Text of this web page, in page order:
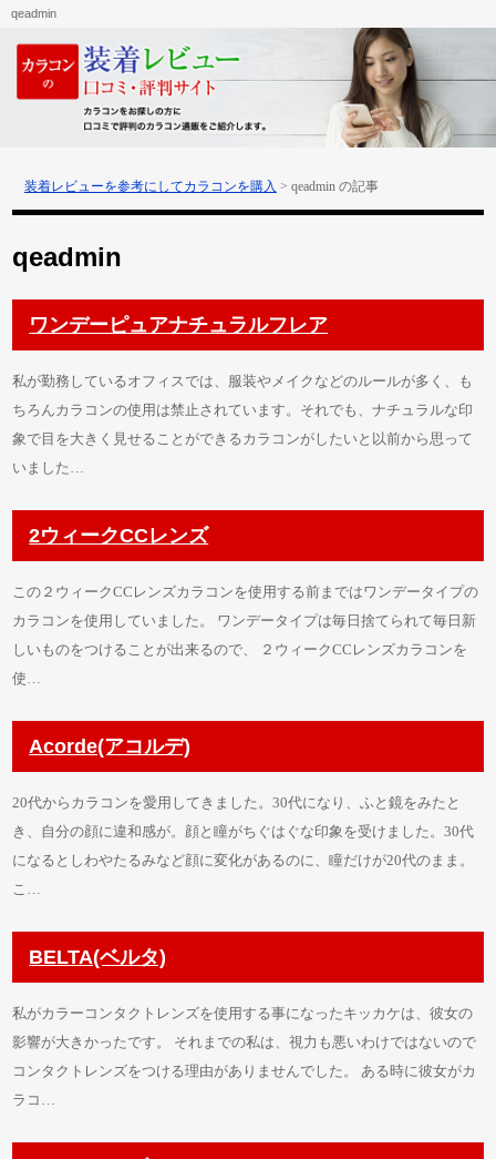
qeadmin
装着レビューを参考にしてカラコンを購入 > qeadmin の記事
qeadmin
ワンデーピュアナチュラルフレア
私が勤務しているオフィスでは、服装やメイクなどのルールが多く、も
ちろんカラコンの使用は禁止されています。それでも、ナチュラルな印
象で目を大きく見せることができるカラコンがしたいと以前から思って
いました…
2ウィークCCレンズ
この２ウィークCCレンズカラコンを使用する前まではワンデータイプの
カラコンを使用していました。 ワンデータイプは毎日捨てられて毎日新
しいものをつけることが出来るので、 ２ウィークCCレンズカラコンを
使…
Acorde(アコルデ)
20代からカラコンを愛用してきました。30代になり、ふと鏡をみたと
き、自分の顔に違和感が。顔と瞳がちぐはぐな印象を受けました。30代
になるとしわやたるみなど顔に変化があるのに、瞳だけが20代のまま。
こ…
BELTA(ベルタ)
私がカラーコンタクトレンズを使用する事になったキッカケは、彼女の
影響が大きかったです。 それまでの私は、視力も悪いわけではないので
コンタクトレンズをつける理由がありませんでした。 ある時に彼女がカ
ラコ…